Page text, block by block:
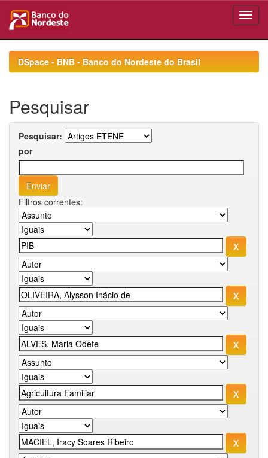
navigationDSpace - BNB - Banco do Nordeste do Brasil
Pesquisar
Pesquisar:
por
Filtros correntes: